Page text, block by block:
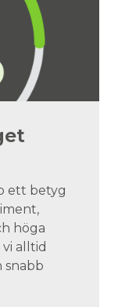
ett betyg
höga
alltid
snabb